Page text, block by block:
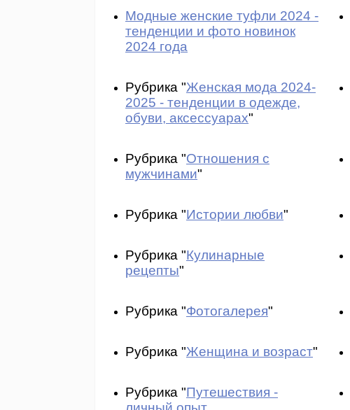
Модные женские туфли 2024 -
тенденции и фото новинок
2024 года
Рубрика "Женская мода 2024-
2025 - тенденции в одежде,
обуви, аксессуарах"
Рубрика "Отношения с
мужчинами"
Рубрика "Истории любви"
Рубрика "Кулинарные
рецепты"
Рубрика "Фотогалерея"
Рубрика "Женщина и возраст"
Рубрика "Путешествия -